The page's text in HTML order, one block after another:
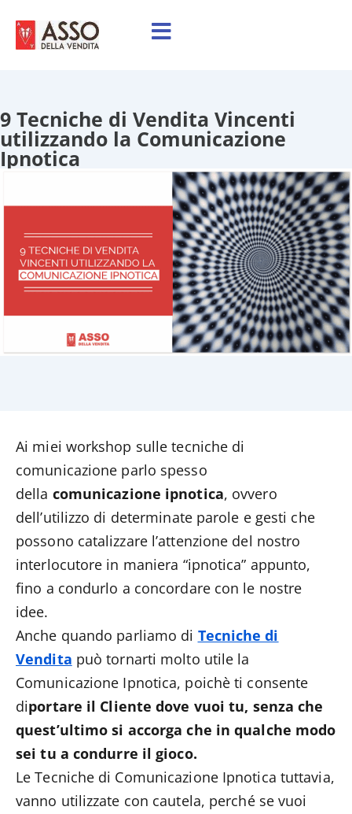
9 Tecniche di Vendita Vincenti
utilizzando la Comunicazione
Ipnotica
Ai miei workshop sulle tecniche di
comunicazione parlo spesso
della comunicazione ipnotica, ovvero
dell’utilizzo di determinate parole e gesti che
possono catalizzare l’attenzione del nostro
interlocutore in maniera “ipnotica” appunto,
fino a condurlo a concordare con le nostre
idee.
Anche quando parliamo di Tecniche di
Vendita può tornarti molto utile la
Comunicazione Ipnotica, poichè ti consente
diportare il Cliente dove vuoi tu, senza che
quest’ultimo si accorga che in qualche modo
sei tu a condurre il gioco.
Le Tecniche di Comunicazione Ipnotica tuttavia,
vanno utilizzate con cautela, perché se vuoi